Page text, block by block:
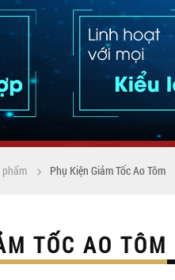
phẩm Phụ Kiện Giảm Tốc Ao Tôm
TỐC AO TÔM